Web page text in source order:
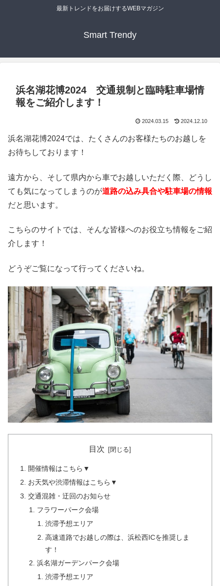
最新トレンドをお届けするWEBマガジン
Smart Trendy
浜名湖花博2024 交通規制と臨時駐車場情
報をご紹介します！
2024.03.15 2024.12.10
浜名湖花博2024では、たくさんのお客様たちのお越しを
お待ちしております！
遠方から、そして県内から車でお越しいただく際、どうし
ても気になってしまうのが道路の込み具合や駐車場の情報
だと思います。
こちらのサイトでは、そんな皆様へのお役立ち情報をご紹
介します！
どうぞご覧になって行ってくださいね。
目次
開催情報はこちら▼
お天気や渋滞情報はこちら▼
交通混雑・迂回のお知らせ
フラワーパーク会場
渋滞予想エリア
高速道路でお越しの際は、浜松西ICを推奨しま
す！
浜名湖ガーデンパーク会場
渋滞予想エリア